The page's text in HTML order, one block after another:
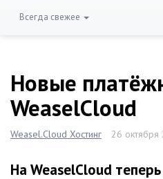
Всегда свежее
Новые
WeaselCloud
Weasel.Cloud Хостинг 26
На WeaselCloud